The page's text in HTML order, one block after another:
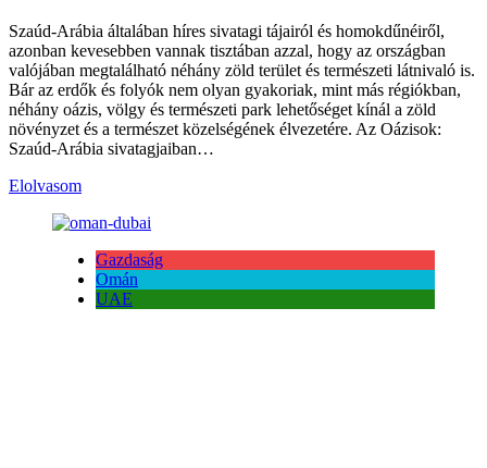
Szaúd-Arábia általában híres sivatagi tájairól és homokdűnéiről,
azonban kevesebben vannak tisztában azzal, hogy az országban
valójában megtalálható néhány zöld terület és természeti látnivaló is.
Bár az erdők és folyók nem olyan gyakoriak, mint más régiókban,
néhány oázis, völgy és természeti park lehetőséget kínál a zöld
növényzet és a természet közelségének élvezetére. Az Oázisok:
Szaúd-Arábia sivatagjaiban…
Elolvasom
Gazdaság
Omán
UAE